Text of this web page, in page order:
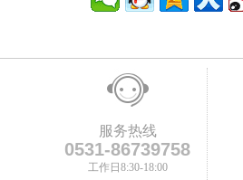
服务热线
0531-86739758
工作日8:30-18:00